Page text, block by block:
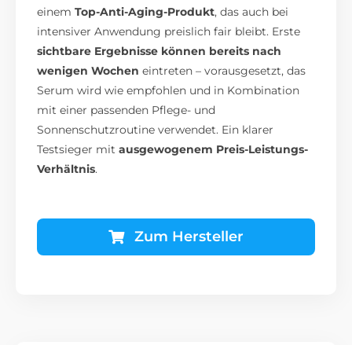
einemTop-Anti-Aging-Produkt, das auch bei
intensiver Anwendung preislich fair bleibt. Erste
sichtbare Ergebnisse können bereits nach
wenigen Wochen eintreten – vorausgesetzt, das
Serum wird wie empfohlen und in Kombination
mit einer passenden Pflege- und
Sonnenschutzroutine verwendet. Ein klarer
Testsieger mitausgewogenem Preis-Leistungs-
Verhältnis.
Zum Hersteller